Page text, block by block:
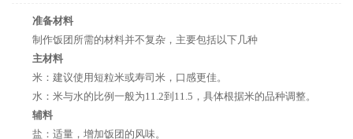
准备材料
制作饭团所需的材料并不复杂，主要包括以下几种
主材料
米：建议使用短粒米或寿司米，口感更佳。
水：米与水的比例一般为11.2到11.5，具体根据米的品种调整。
辅料
盐：适量，增加饭团的风味。